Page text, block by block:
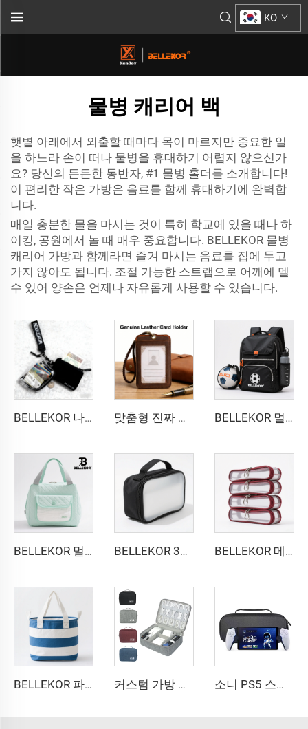
KO
물병 캐리어 백
햇볕 아래에서 외출할 때마다 목이 마르지만 중요한 일
을 하느라 손이 떠나 물병을 휴대하기 어렵지 않으신가
요? 당신의 든든한 동반자, #1 물병 홀더를 소개합니다!
이 편리한 작은 가방은 음료를 함께 휴대하기에 완벽합
니다.
매일 충분한 물을 마시는 것이 특히 학교에 있을 때나 하
이킹, 공원에서 놀 때 매우 중요합니다. BELLEKOR 물병
캐리어 가방과 함께라면 즐겨 마시는 음료를 집에 두고
가지 않아도 됩니다. 조절 가능한 스트랩으로 어깨에 멜
수 있어 양손은 언제나 자유롭게 사용할 수 있습니다.
BELLEKOR 나일론 지퍼 트렌디한 동전 지갑 맞춤형 진짜 픽업 케이스, 수제 고급 소가죽 명함 홀더, 기업용 기념품 맞춤 로고 엠보싱 지원 BELLEKOR 멀티기능 스포츠 공 가방
BELLEKOR 멀티기능 기저귀 파우치 BELLEKOR 3단 디자인 파우치 BELLEKOR 메쉬 투명 메이크업 백 세트
BELLEKOR 파란색과 흰색 줄무늬 수납 바구니 (집 다기능 모델) 커스텀 가방 로고 휴대용 여행 정리 가방 이어폰 디지털 케이스 전자 액세서리 케이블 정리 저장 가방 소니 PS5 스트리밍 게임 콘솔 EVA 보관 가방 플레이스테이션 포털 컨트롤러 디지털 패키지-새로운